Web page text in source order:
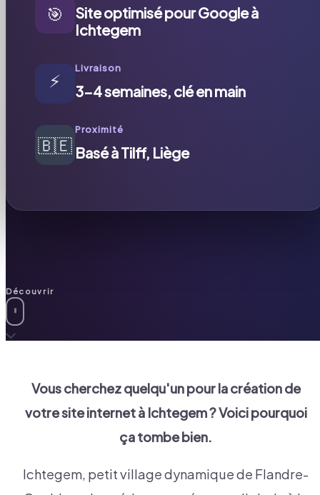
🎯
Site optimisé pour Google à
Ichtegem
⚡
Livraison
3-4 semaines, clé en main
🇧🇪
Proximité
Basé à Tilff, Liège
Découvrir
Vous cherchez quelqu'un pour la création de
votre site internet à Ichtegem? Voici pourquoi
ça tombe bien.
Ichtegem, petit village dynamique de Flandre-